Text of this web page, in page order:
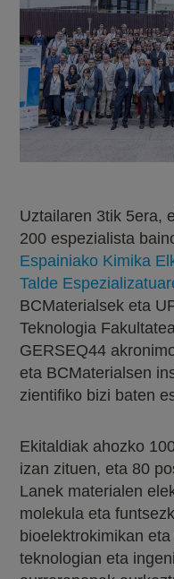
Uztailaren 3tik 5era,
200 espezialista
Espainiako Kimika
Talde
BCMaterialsek eta
Teknologia
GERSEQ44
eta BCMaterialsen
zientifiko bizi baten
Ekitaldiak ahozko
izan zituen, eta 80
Lanek materialen
molekula eta
bioelektrokimikan
teknologian eta